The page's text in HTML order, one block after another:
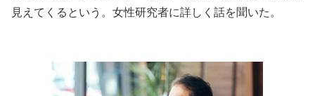
見えてくるという。女性研究者に詳しく話を聞いた。